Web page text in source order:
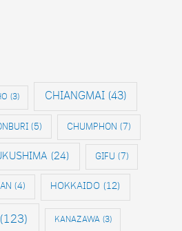
(3) CHIANGMAI (43)
(5) CHUMPHON (7)
(24) GIFU (7)
(4) HOKKAIDO (12)
(123) KANAZAWA(3)